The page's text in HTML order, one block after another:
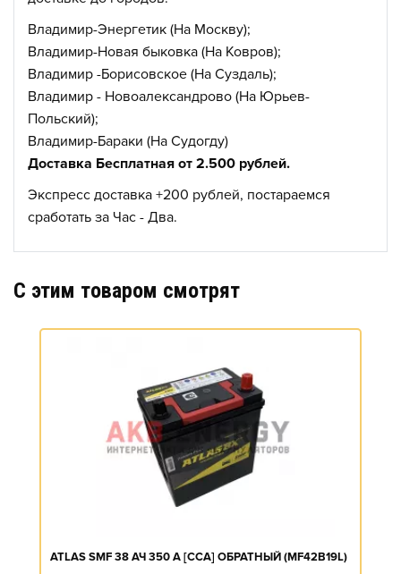
Владимир-Энергетик (На Москву);
Владимир-Новая быковка (На Ковров);
Владимир -Борисовское (На Суздаль);
Владимир - Новоалександрово (На Юрьев-
Польский);
Владимир-Бараки (На Судогду)
Доставка Бесплатная от 2.500 рублей.
Экспресс доставка +200 рублей, постараемся
сработать за Час - Два.
C этим товаром смотрят
ATLAS SMF 38 АЧ 350 А [CCA] ОБРАТНЫЙ (MF42B19L)